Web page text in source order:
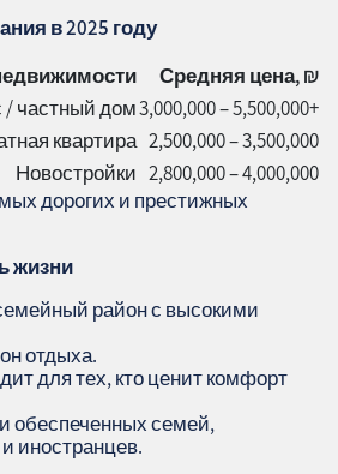
в 2025 году
Средняя цена, ₪
/ частный дом3,000,000 – 5,500,000+
квартира 2,500,000 – 3,500,000
Новостройки 2,800,000 – 4,000,000
дорогих и престижных
жизни
район с высокими
отдыха.
для тех, кто ценит комфорт
обеспеченных семей,
иностранцев.